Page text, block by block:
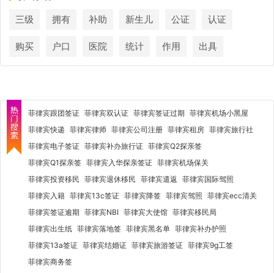
三级 拥有 补助 新生儿 公证 认证
购买 户口 医院 统计 作用 出具
菲律宾跟团签证 菲律宾双认证 菲律宾签证过期 菲律宾机场小黑屋
菲律宾快递 菲律宾律师 菲律宾公司注册 菲律宾租房 菲律宾旅行社
菲律宾电子签证 菲律宾补办旅行证 菲律宾Q2探亲签
菲律宾Q1探亲签 菲律宾入华探亲签证 菲律宾机场保关
菲律宾投资移民 菲律宾退休移民 菲律宾遣返 菲律宾国际驾照
菲律宾入籍 菲律宾13c签证 菲律宾降签 菲律宾驾照 菲律宾ecc清关
菲律宾签证逾期 菲律宾NBI 菲律宾大使馆 菲律宾移民局
菲律宾出生纸 菲律宾落地签 菲律宾黑名单 菲律宾补办护照
菲律宾13a签证 菲律宾结婚证 菲律宾旅游签证 菲律宾9g工签
菲律宾商务签